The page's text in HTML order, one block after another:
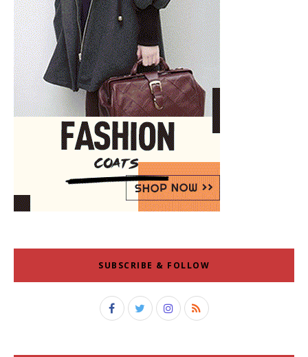
SUBSCRIBE & FOLLOW